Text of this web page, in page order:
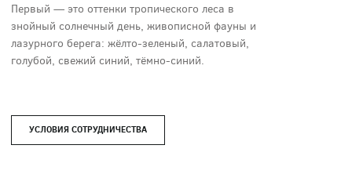
Первый — это оттенки тропического леса в
знойный солнечный день, живописной фауны и
лазурного берега: жёлто-зеленый, салатовый,
голубой, свежий синий, тёмно-синий.
УСЛОВИЯ СОТРУДНИЧЕСТВА